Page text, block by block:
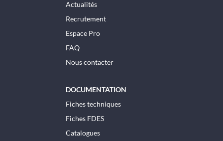
Actualités
Recrutement
Espace Pro
FAQ
Nous contacter
DOCUMENTATION
Fiches techniques
Fiches FDES
Catalogues